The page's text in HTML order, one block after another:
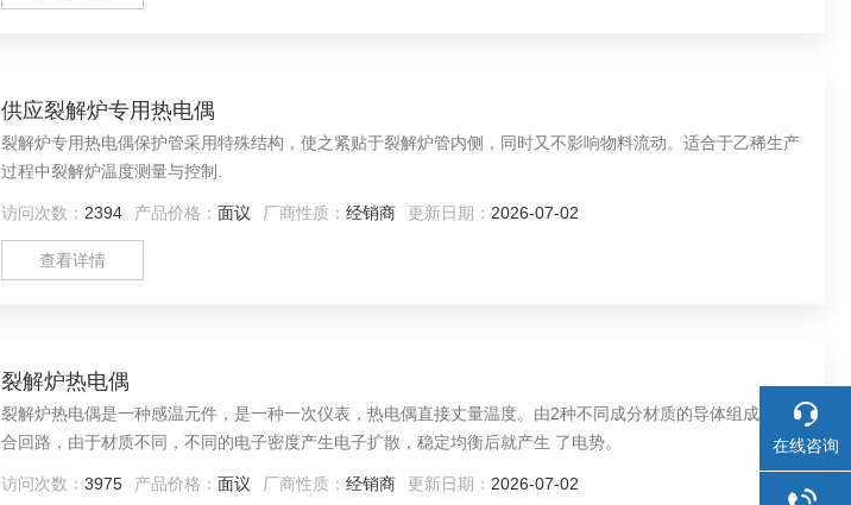
供应裂解炉专用热电偶
裂解炉专用热电偶保护管采用特殊结构，使之紧贴于裂解炉管内侧，同时又不影响物料流动。适合于乙稀生产
过程中裂解炉温度测量与控制.
访问次数： 2394 产品价格： 面议 厂商性质： 经销商 更新日期： 2026-07-02
查看详情
裂解炉热电偶
裂解炉热电偶是一种感温元件，是一种一次仪表，热电偶直接丈量温度。由2种不同成分材质的导体组成的闭
合回路，由于材质不同，不同的电子密度产生电子扩散，稳定均衡后就产生 了电势。
访问次数： 3975 产品价格： 面议 厂商性质： 经销商 更新日期： 2026-07-02
在线咨询